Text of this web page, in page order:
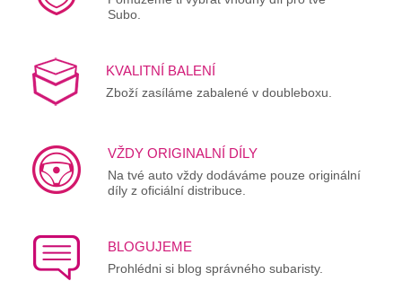
Subo.
KVALITNÍ BALENÍ
Zboží zasíláme zabalené v doubleboxu.
VŽDY ORIGINALNÍ DÍLY
Na tvé auto vždy dodáváme pouze originální
díly z oficiální distribuce.
BLOGUJEME
Prohlédni si blog správného subaristy.